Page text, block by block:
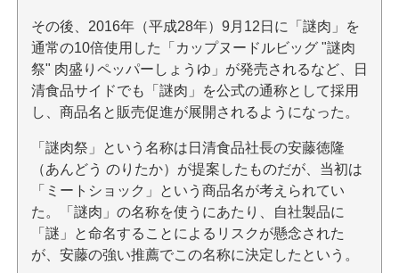
その後、2016年（平成28年）9月12日に「謎肉」を
通常の10倍使用した「カップヌードルビッグ "謎肉
祭" 肉盛りペッパーしょうゆ」が発売されるなど、日
清食品サイドでも「謎肉」を公式の通称として採用
し、商品名と販売促進が展開されるようになった。
「謎肉祭」という名称は日清食品社長の安藤徳隆
（あんどう のりたか）が提案したものだが、当初は
「ミートショック」という商品名が考えられてい
た。「謎肉」の名称を使うにあたり、自社製品に
「謎」と命名することによるリスクが懸念された
が、安藤の強い推薦でこの名称に決定したという。